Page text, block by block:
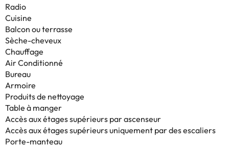
Radio
Cuisine
Balcon ou terrasse
Sèche-cheveux
Chauffage
Air Conditionné
Bureau
Armoire
Produits de nettoyage
Table à manger
Accès aux étages supérieurs par ascenseur
Accès aux étages supérieurs uniquement par des escaliers
Porte-manteau